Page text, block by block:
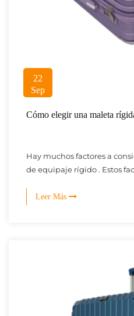
22
Sep
Cómo elegir una maleta
Hay muchos factores a
de equipaje rígido . Estos
Leer Más